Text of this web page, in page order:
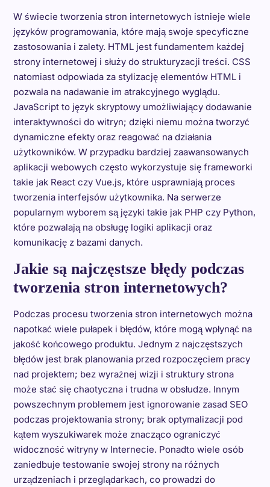
W świecie tworzenia stron internetowych istnieje wiele
języków programowania, które mają swoje specyficzne
zastosowania i zalety. HTML jest fundamentem każdej
strony internetowej i służy do strukturyzacji treści. CSS
natomiast odpowiada za stylizację elementów HTML i
pozwala na nadawanie im atrakcyjnego wyglądu.
JavaScript to język skryptowy umożliwiający dodawanie
interaktywności do witryn; dzięki niemu można tworzyć
dynamiczne efekty oraz reagować na działania
użytkowników. W przypadku bardziej zaawansowanych
aplikacji webowych często wykorzystuje się frameworki
takie jak React czy Vue.js, które usprawniają proces
tworzenia interfejsów użytkownika. Na serwerze
popularnym wyborem są języki takie jak PHP czy Python,
które pozwalają na obsługę logiki aplikacji oraz
komunikację z bazami danych.
Jakie są najczęstsze błędy podczas
tworzenia stron internetowych?
Podczas procesu tworzenia stron internetowych można
napotkać wiele pułapek i błędów, które mogą wpłynąć na
jakość końcowego produktu. Jednym z najczęstszych
błędów jest brak planowania przed rozpoczęciem pracy
nad projektem; bez wyraźnej wizji i struktury strona
może stać się chaotyczna i trudna w obsłudze. Innym
powszechnym problemem jest ignorowanie zasad SEO
podczas projektowania strony; brak optymalizacji pod
kątem wyszukiwarek może znacząco ograniczyć
widoczność witryny w Internecie. Ponadto wiele osób
zaniedbuje testowanie swojej strony na różnych
urządzeniach i przeglądarkach, co prowadzi do